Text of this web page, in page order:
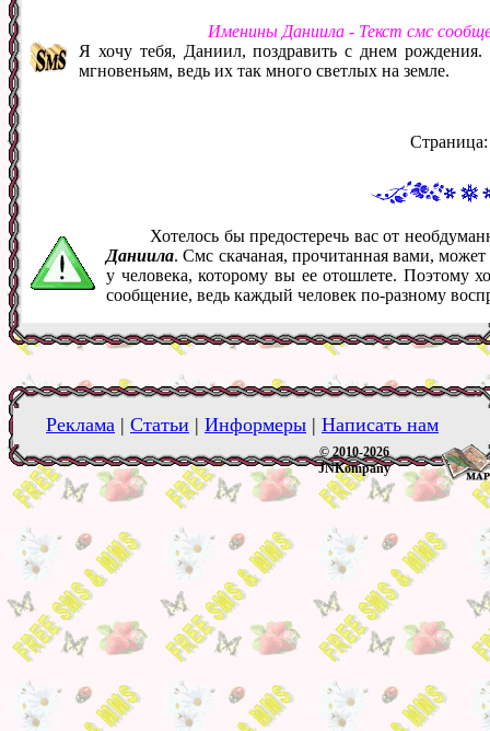
Именины Даниила - Текст смс
Я хочу тебя, Даниил, поздравить с днем
мгновеньям, ведь их так много светлых на земле.
Хотелось бы предостеречь вас от
Даниила. Смс скачаная, прочитанная вами,
у человека, которому вы ее отошлете. Поэтому
сообщение, ведь каждый человек по-разному
Реклама | Статьи | Информеры | Написать нам
© 2010-2026
JNKompany